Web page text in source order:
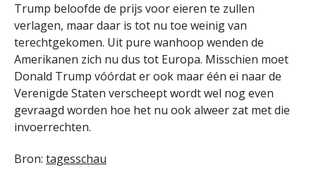
Trump beloofde de prijs voor eieren te zullen
verlagen, maar daar is tot nu toe weinig van
terechtgekomen. Uit pure wanhoop wenden de
Amerikanen zich nu dus tot Europa. Misschien moet
Donald Trump vóórdat er ook maar één ei naar de
Verenigde Staten verscheept wordt wel nog even
gevraagd worden hoe het nu ook alweer zat met die
invoerrechten.
Bron: tagesschau